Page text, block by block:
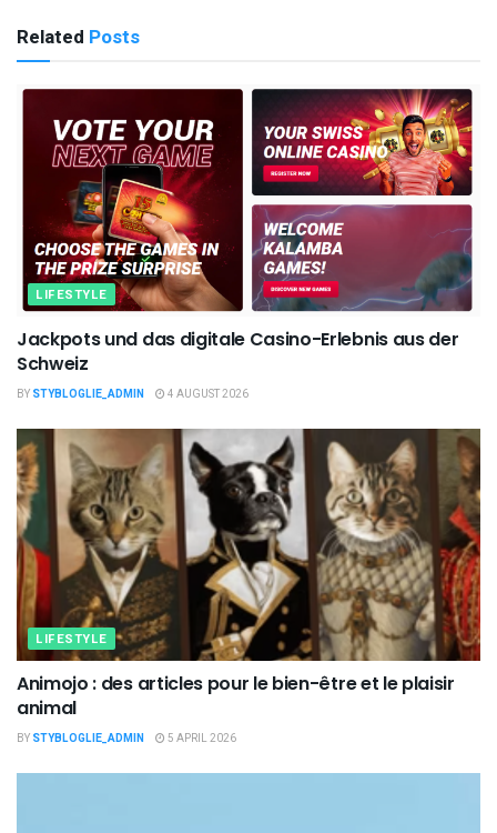
Related Posts
LIFESTYLE
Jackpots und das digitale Casino-Erlebnis aus der
Schweiz
BY STYBLOGLIE_ADMIN 4 AUGUST 2026
LIFESTYLE
Animojo : des articles pour le bien-être et le plaisir
animal
BY STYBLOGLIE_ADMIN 5 APRIL 2026